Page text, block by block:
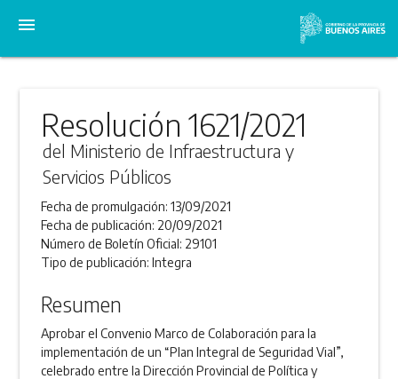
menu
Resolución 1621/2021
del Ministerio de Infraestructura y
Servicios Públicos
Fecha de promulgación:13/09/2021
Fecha de publicación: 20/09/2021
Número de Boletín Oficial: 29101
Tipo de publicación:Integra
Resumen
Aprobar el Convenio Marco de Colaboración para la
implementación de un “Plan Integral de Seguridad Vial”,
celebrado entre la Dirección Provincial de Política y